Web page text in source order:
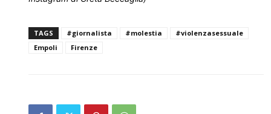
TAGS #giornalista #molestia
#violenzasessuale
Empoli
Firenze